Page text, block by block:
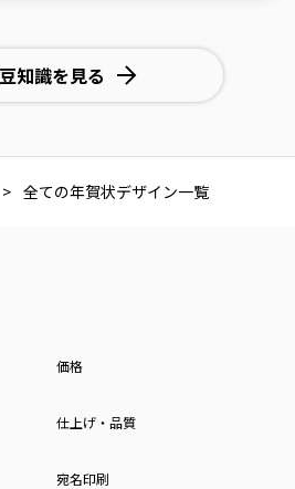
知識を見る
全ての年賀状デザイン一覧
価格
仕上げ・品質
宛名印刷